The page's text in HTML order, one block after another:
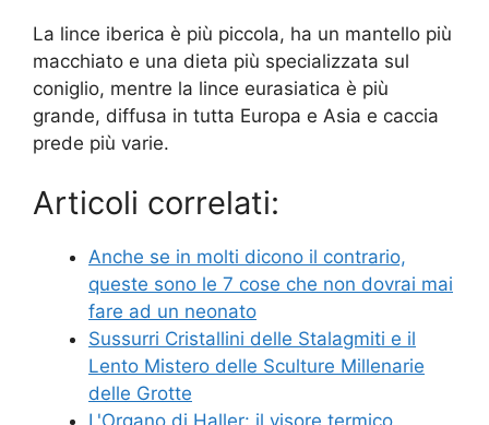
La lince iberica è più piccola, ha un mantello più
macchiato e una dieta più specializzata sul
coniglio, mentre la lince eurasiatica è più
grande, diffusa in tutta Europa e Asia e caccia
prede più varie.
Articoli correlati:
Anche se in molti dicono il contrario,
queste sono le 7 cose che non dovrai mai
fare ad un neonato
Sussurri Cristallini delle Stalagmiti e il
Lento Mistero delle Sculture Millenarie
delle Grotte